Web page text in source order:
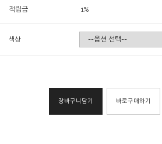
적립금 1%
색상
장바구니담기 바로구매하기